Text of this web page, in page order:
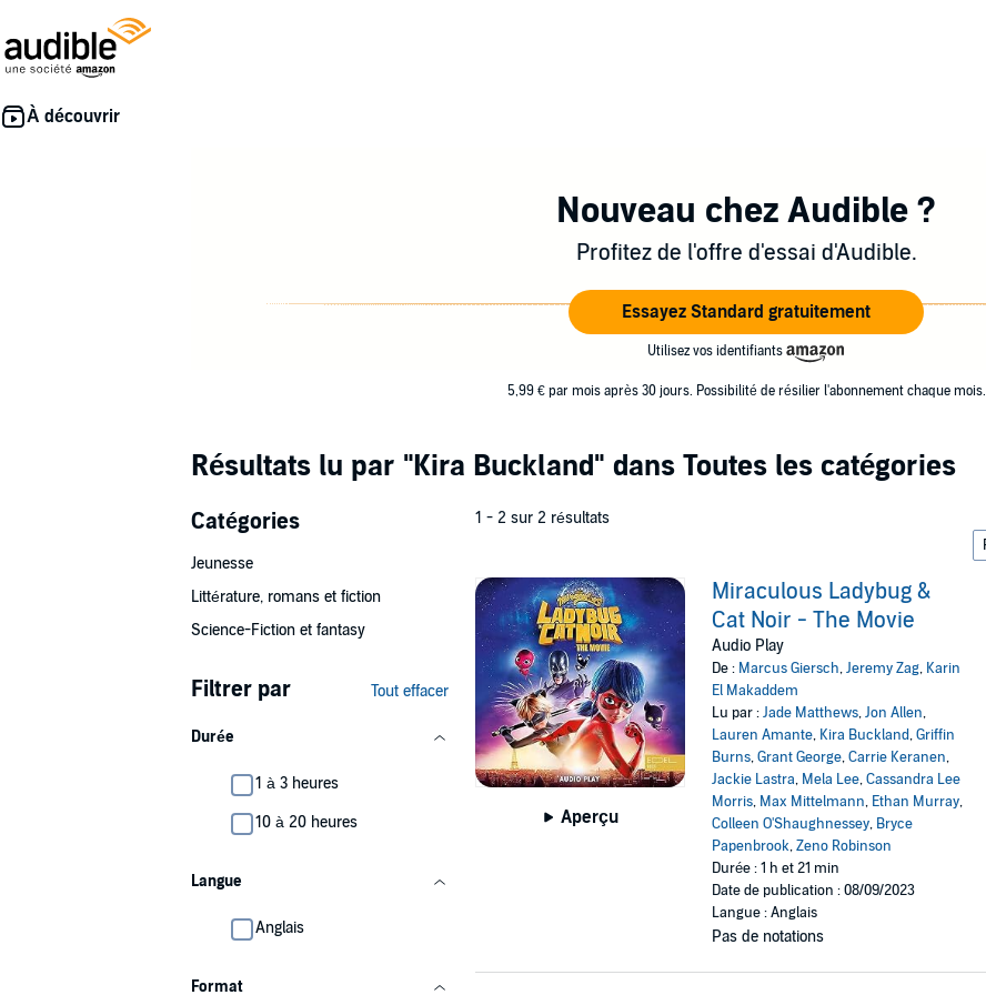
Nouveau chez Audible ?
Profitez de l'offre d'essai d'Audible.
Essayez Standard gratuitement
Utilisez vos identifiants
5,99 € par mois après 30 jours. Possibilité de résilier l'abonnement chaque mois.
Résultats lu par "Kira Buckland" dans Toutes les catégories
Catégories
Jeunesse
Littérature, romans et fiction
Science-Fiction et fantasy
Filtrer par Tout effacer
Durée
1 à 3 heures
10 à 20 heures
Langue
Anglais
Format
1 - 2 sur 2 résultats
Aperçu
Miraculous Ladybug &
Cat Noir - The Movie
Audio Play
De : Marcus Giersch,Jeremy Zag, Karin
El Makaddem
Lu par :Jade Matthews,Jon Allen,
Lauren Amante, Kira Buckland,Griffin
Burns,Grant George,Carrie Keranen,
Jackie Lastra, Mela Lee,Cassandra Lee
Morris, Max Mittelmann, Ethan Murray,
Colleen O'Shaughnessey, Bryce
Papenbrook,Zeno Robinson
Durée : 1 h et 21 min
Date de publication : 08/09/2023
Langue : Anglais
Pas de notations